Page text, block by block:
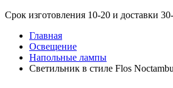
Срок изготовления 10-20 и доставки
Главная
Освещение
Напольные лампы
Светильник в стиле Flos